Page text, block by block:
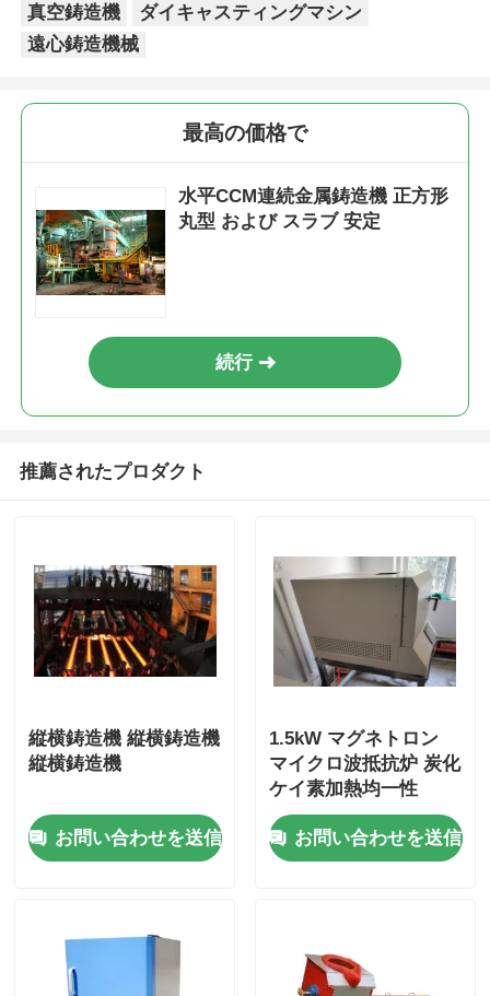
真空鋳造機
ダイキャスティングマシン
遠心鋳造機械
最高の価格で
水平CCM連続金属鋳造機 正方形
丸型 および スラブ 安定
続行
推薦されたプロダクト
縦横鋳造機 縦横鋳造機
縦横鋳造機
お問い合わせを送信
1.5kW マグネトロン
マイクロ波抵抗炉 炭化
ケイ素加熱均一性
お問い合わせを送信